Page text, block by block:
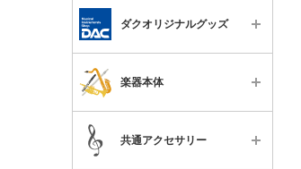
すべて
ダクオリジナルグッズ
すべて
木管楽器用グッズ
金管楽器用グッズ
楽器本体
共通アクセサリー